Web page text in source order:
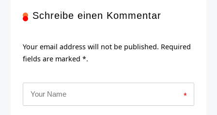
Schreibe einen Kommentar
Your email address will not be published. Required
fields are marked *.
*